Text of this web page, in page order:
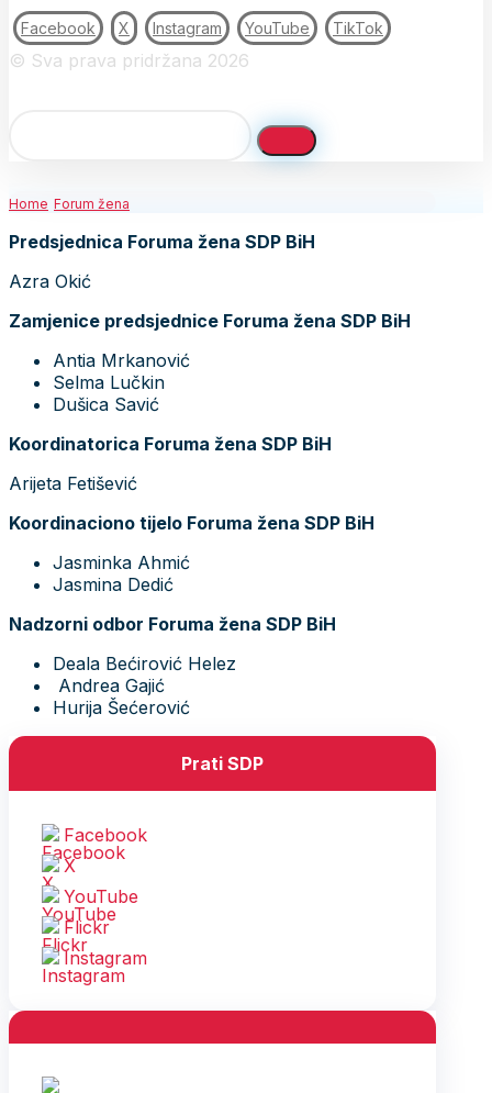
Facebook X Instagram YouTube TikTok
© Sva prava pridržana 2026
Home Forum žena
Predsjednica Foruma žena SDP BiH
Azra Okić
Zamjenice predsjednice Foruma žena SDP BiH
Antia Mrkanović
Selma Lučkin
Dušica Savić
Koordinatorica Foruma žena SDP BiH
Arijeta Fetišević
Koordinaciono tijelo Foruma žena SDP BiH
Jasminka Ahmić
Jasmina Dedić
Nadzorni odbor Foruma žena SDP BiH
Deala Bećirović Helez
Andrea Gajić
Hurija Šećerović
Prati SDP
Facebook
X
YouTube
Flickr
Instagram